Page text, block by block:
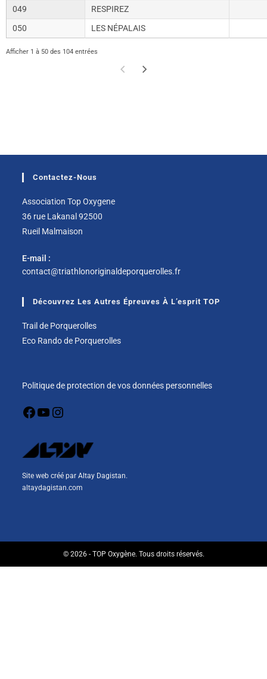
049
RESPIREZ
050
LES NÉPALAIS
Afficher 1 à 50 des 104 entrées
Contactez-Nous
Association Top Oxygene
36 rue Lakanal 92500
Rueil Malmaison
E-mail :
contact@triathlonoriginaldeporquerolles.fr
Découvrez Les Autres Épreuves À L’esprit TOP
Trail de Porquerolles
Eco Rando de Porquerolles
Politique de protection de vos données personnelles
Site web créé par Altay Dagistan.
altaydagistan.com
© 2026 - TOP Oxygène. Tous droits réservés.